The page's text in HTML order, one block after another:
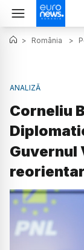
> România >
ANALIZĂ
Corneliu
Guvernul